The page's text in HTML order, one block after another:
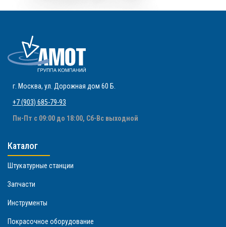
г. Москва, ул. Дорожная дом 60 Б
+7 (903) 685-79-93
Пн-Пт с 09:00 до 18:00, Сб-Вс выходной
Каталог
Штукатурные станции
Запчасти
Инструменты
Покрасочное оборудование